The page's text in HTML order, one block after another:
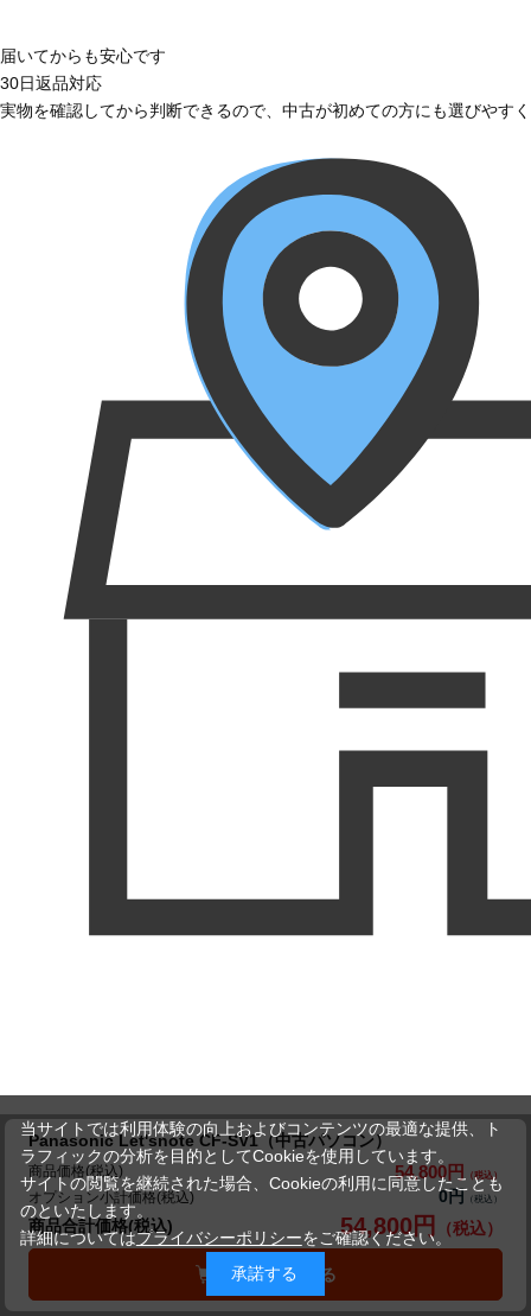
Panasonic Let'snote CF-SV1（中古パソコン）
商品価格(税込) 54,800円
オプション小計価格(税込)
0円
商品合計価格(税込)
54,800円
カートに入れる
届いてからも安心です
30日返品対応
実物を確認してから判断できるので、中古が初めての方にも選びやす
当サイトでは利用体験の向上およびコンテンツの最適な提供、ト
ラフィックの分析を目的としてCookieを使用しています。
サイトの閲覧を継続された場合、Cookieの利用に同意したことも
のといたします。
詳細についてはプライバシーポリシーをご確認ください。
承諾する